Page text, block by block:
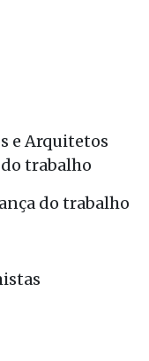
e Arquitetos
trabalho
do trabalho